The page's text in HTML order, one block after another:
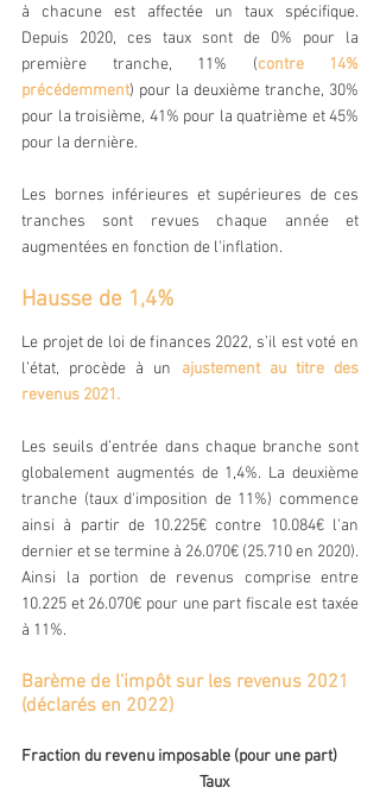
à chacune est affectée un taux spécifique.
Depuis 2020, ces taux sont de 0% pour la
première tranche, 11% (contre 14%
précédemment) pour la deuxième tranche, 30%
pour la troisième, 41% pour la quatrième et 45%
pour la dernière.
Les bornes inférieures et supérieures de ces
tranches sont revues chaque année et
augmentées en fonction de l'inflation.
Hausse de 1,4%
Le projet de loi de finances 2022, s’il est voté en
l’état, procède à un ajustement au titre des
revenus 2021.
Les seuils d’entrée dans chaque branche sont
globalement augmentés de 1,4%. La deuxième
tranche (taux d'imposition de 11%) commence
ainsi à partir de 10.225€ contre 10.084€ l'an
dernier et se termine à 26.070€ (25.710 en 2020).
Ainsi la portion de revenus comprise entre
10.225 et 26.070€ pour une part fiscale est taxée
à 11%.
Barème de l'impôt sur les revenus 2021
(déclarés en 2022)
Fraction du revenu imposable (pour une part)
                                                  Taux